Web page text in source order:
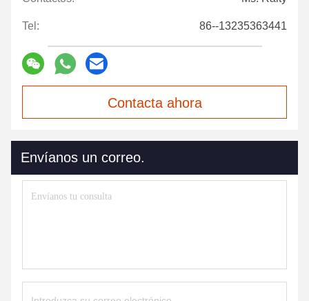
Tel: 86--13235363441
Contacta ahora
Envíanos un correo.